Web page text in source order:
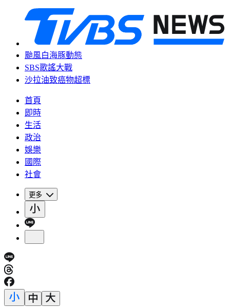
颱風白海豚動態
SBS歌謠大戰
沙拉油致癌物超標
首頁
即時
生活
政治
娛樂
國際
社會
更多